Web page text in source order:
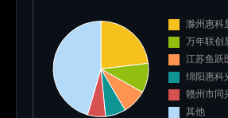
滁州惠科
万年联创
江苏鱼跃
绵阳惠科
赣州市同
其他